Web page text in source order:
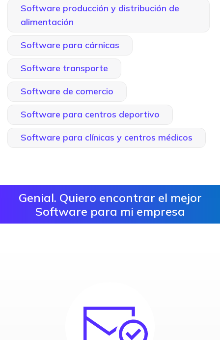
Software producción y distribución de
alimentación
Software para cárnicas
Software transporte
Software de comercio
Software para centros deportivo
Software para clínicas y centros médicos
Genial. Quiero encontrar el mejor
Software para mi empresa